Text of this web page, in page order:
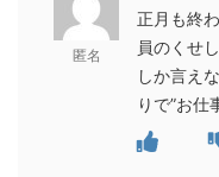
匿名
正月も終
員のくせ
しか言え
りで”お仕